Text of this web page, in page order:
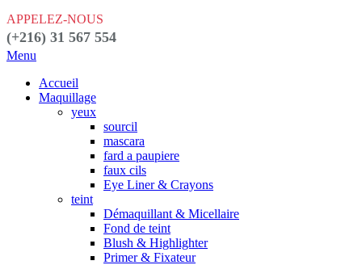
APPELEZ-NOUS
(+216) 31 567 554
Menu
Accueil
Maquillage
yeux
sourcil
mascara
fard a paupiere
faux cils
Eye Liner & Crayons
teint
Démaquillant & Micellaire
Fond de teint
Blush & Highlighter
Primer & Fixateur